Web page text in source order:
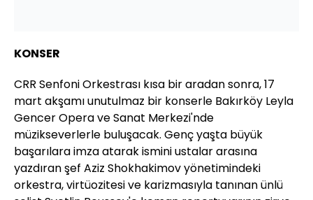
KONSER
CRR Senfoni Orkestrası kısa bir aradan sonra, 17
mart akşamı unutulmaz bir konserle Bakırköy Leyla
Gencer Opera ve Sanat Merkezi'nde
müzikseverlerle buluşacak. Genç yaşta büyük
başarılara imza atarak ismini ustalar arasına
yazdıran şef Aziz Shokhakimov yönetimindeki
orkestra, virtüozitesi ve karizmasıyla tanınan ünlü